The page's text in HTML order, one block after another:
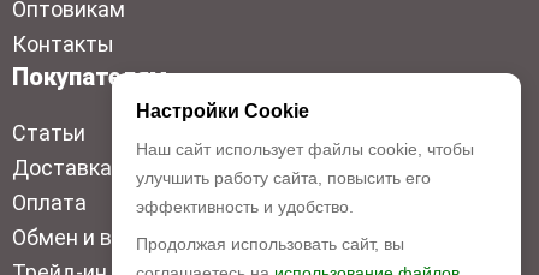
Оптовикам
Контакты
Покупателям
Статьи
Доставка
Оплата
Обмен и возврат
Настройки Cookie
Наш сайт использует файлы cookie, чтобы
улучшить работу сайта, повысить его
эффективность и удобство.
Продолжая использовать сайт, вы